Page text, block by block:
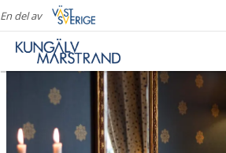
En del av